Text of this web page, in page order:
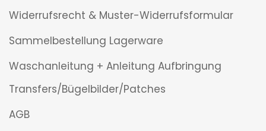
Widerrufsrecht & Muster-Widerrufsformular
Sammelbestellung Lagerware
Waschanleitung + Anleitung Aufbringung
Transfers/Bügelbilder/Patches
AGB